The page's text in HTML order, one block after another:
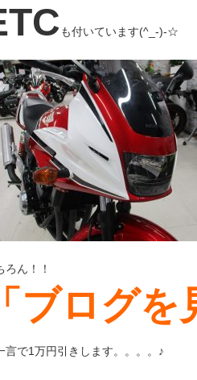
も付いています(^_-)-☆
ろん！！
ブログを
言で1万円引きします。。。。♪